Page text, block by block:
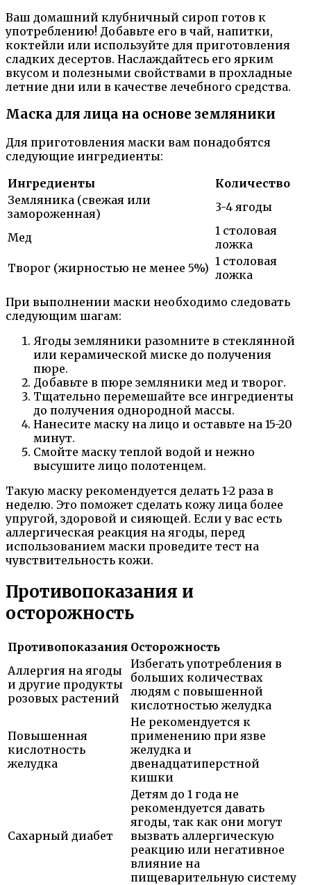
Ваш домашний клубничный сироп готов к
употреблению! Добавьте его в чай, напитки,
коктейли или используйте для приготовления
сладких десертов. Наслаждайтесь его ярким
вкусом и полезными свойствами в прохладные
летние дни или в качестве лечебного средства.
Маска для лица на основе земляники
Для приготовления маски вам понадобятся
следующие ингредиенты:
Ингредиенты
Количество
Земляника (свежая или
замороженная)
3-4 ягоды
Мед
1 столовая
ложка
Творог (жирностью не менее 5%) 1 столовая
ложка
При выполнении маски необходимо следовать
следующим шагам:
Ягоды земляники разомните в стеклянной
или керамической миске до получения
пюре.
Добавьте в пюре земляники мед и творог.
Тщательно перемешайте все ингредиенты
до получения однородной массы.
Нанесите маску на лицо и оставьте на 15-20
минут.
Смойте маску теплой водой и нежно
высушите лицо полотенцем.
Такую маску рекомендуется делать 1-2 раза в
неделю. Это поможет сделать кожу лица более
упругой, здоровой и сияющей. Если у вас есть
аллергическая реакция на ягоды, перед
использованием маски проведите тест на
чувствительность кожи.
Противопоказания и
осторожность
Противопоказания Осторожность
Аллергия на ягоды
и другие продукты
розовых растений
Избегать употребления в
больших количествах
людям с повышенной
кислотностью желудка
Повышенная
кислотность
желудка
Не рекомендуется к
применению при язве
желудка и
двенадцатиперстной
кишки
Сахарный диабет
Детям до 1 года не
рекомендуется давать
ягоды, так как они могут
вызвать аллергическую
реакцию или негативное
влияние на
пищеварительную систему